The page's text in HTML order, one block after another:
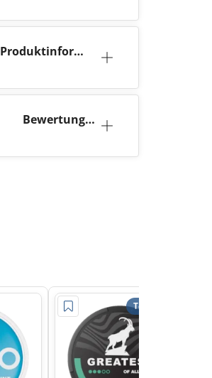
Produktinforma
Bewertunge
Top-Preis